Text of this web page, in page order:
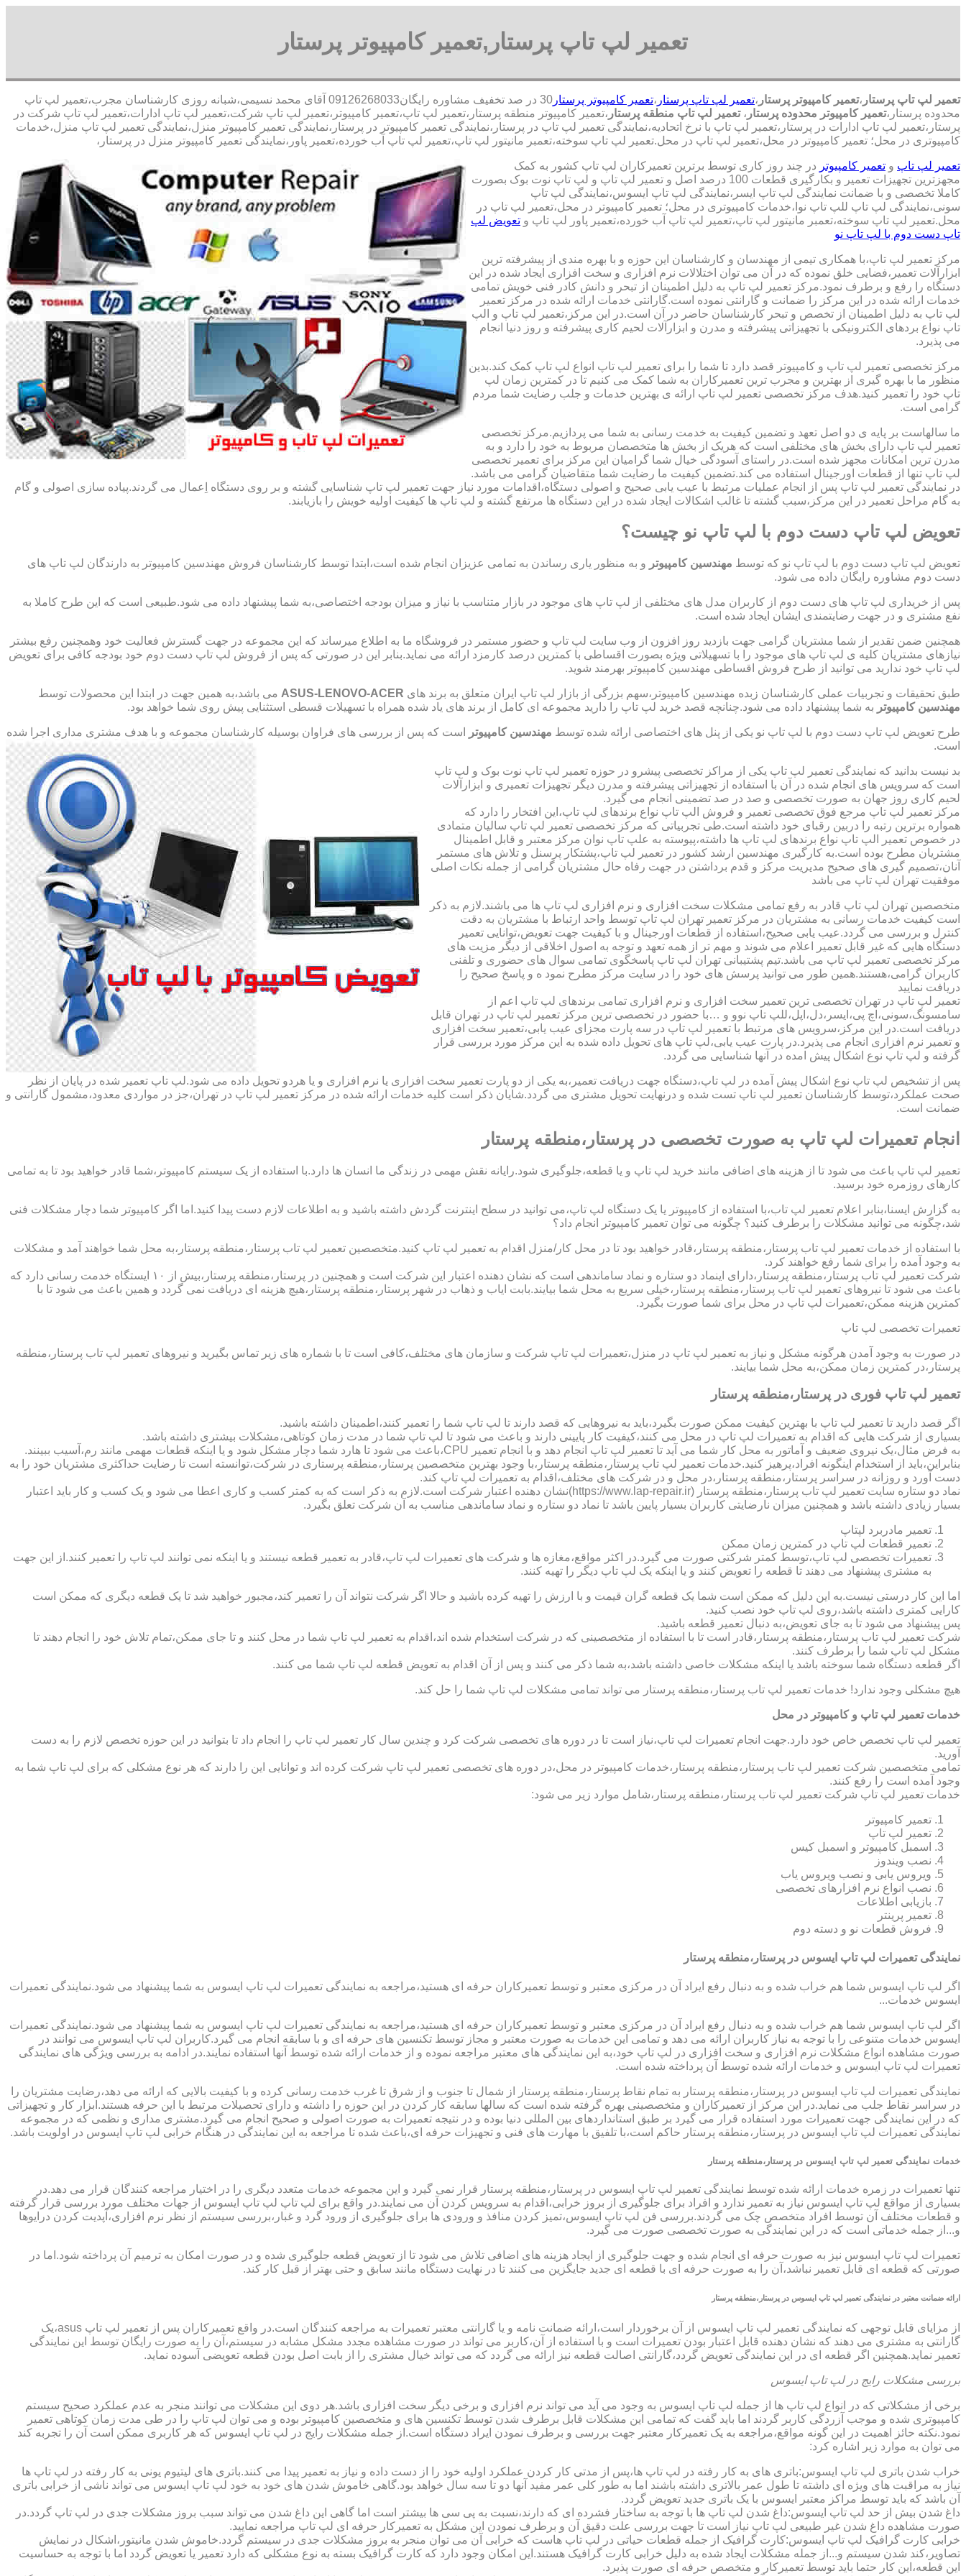
تعمیر لپ تاپ پرستار,تعمیر کامپیوتر پرستار
تعمیر لپ تاپ پرستار ،تعمیر کامپیوتر پرستار ،تعمیر لپ تاپ پرستار ،تعمیر کامپیوتر پرستار
30 در صد تخفیف مشاوره رایگان09126268033 آقای محمد نسیمی،شبانه روزی کارشناسان مجرب،تعمیر لپ تاپ
محدوده پرستار،تعمیر کامپیوتر محدوده پرستار ، تعمیر لپ تاپ منطقه پرستار ،تعمیر کامپیوتر منطقه پرستار،تعمیر لپ تاپ،تعمیر کامپیوتر،تعمیر لپ تاپ شرکت،تعمیر لپ تاپ ادارات،تعمیر لپ تاپ شرکت در
پرستار،تعمیر لپ تاپ ادارات در پرستار،تعمیر لپ تاپ با نرخ اتحادیه،نمایندگی تعمیر لپ تاپ در پرستار،نمایندگی تعمیر کامپیوتر در پرستار،نمایندگی تعمیر کامپیوتر منزل،نمایندگی تعمیر لپ تاپ منزل،خدمات
کامپیوتری در محل؛ تعمیر کامپیوتر در محل،تعمیر لپ تاپ در محل.تعمیر لپ تاپ سوخته،تعمبر مانیتور لپ تاپ،تعمیر لپ تاپ آب خورده،تعمیر پاور،نمایندگی تعمیر کامپیوتر منزل در پرستار،
تعمیر لپ تاپ و تعمیر کامپیوتر در چند روز کاری توسط برترین تعمیرکاران لپ تاپ کشور به کمک
مجهزترین تجهیزات تعمیر و بکارگیری قطعات 100 درصد اصل و تعمیر لپ تاپ و لپ تاپ نوت بوک بصورت
کاملا تخصصی و با ضمانت نمایندگی لپ تاپ ایسر،نمایندگی لپ تاپ ایسوس،نمایندگی لپ تاپ
سونی،نمایندگی لپ تاپ للپ تاپ نوا،خدمات کامپیوتری در محل؛ تعمیر کامپیوتر در محل،تعمیر لپ تاپ در
محل.تعمیر لپ تاپ سوخته،تعمبر مانیتور لپ تاپ،تعمیر لپ تاپ آب خورده،تعمیر پاور لپ تاپ و تعویض لپ
تاپ دست دوم با لپ تاپ نو
مرکز تعمیر لپ تاپ،با همکاری تیمی از مهندسان و کارشناسان این حوزه و با بهره مندی از پیشرفته ترین
ابزارآلات تعمیر،فضایی خلق نموده که در آن می توان اختلالات نرم افزاری و سخت افزاری ایجاد شده در این
دستگاه را رفع و برطرف نمود.مرکز تعمیر لپ تاپ به دلیل اطمینان از تبحر و دانش کادر فنی خویش تمامی
خدمات ارائه شده در این مرکز را ضمانت و گارانتی نموده است.گارانتی خدمات ارائه شده در مرکز تعمیر
لپ تاپ به دلیل اطمینان از تخصص و تبحر کارشناسان حاضر در آن است.در این مرکز،تعمیر لپ تاپ و الپ
تاپ نواع بردهای الکترونیکی با تجهیزاتی پیشرفته و مدرن و ابزارآلات لحیم کاری پیشرفته و روز دنیا انجام
می پذیرد.
مرکز تخصصی تعمیر لپ تاپ و کامپیوتر قصد دارد تا شما را برای تعمیر لپ تاپ انواع لپ تاپ کمک کند.بدین
منظور ما با بهره گیری از بهترین و مجرب ترین تعمیرکاران به شما کمک می کنیم تا در کمترین زمان لپ
تاپ خود را تعمیر کنید.هدف مرکز تخصصی تعمیر لپ تاپ ارائه ی بهترین خدمات و جلب رضایت شما مردم
گرامی است.
ما سالهاست بر پایه ی دو اصل تعهد و تضمین کیفیت به خدمت رسانی به شما می پردازیم.مرکز تخصصی
تعمیر لپ تاپ دارای بخش های مختلفی است که هریک از بخش ها متخصصان مربوط به خود را دارد و به
مدرن ترین امکانات مجهز شده است.در راستای آسودگی خیال شما گرامیان این مرکز برای تعمیر تخصصی
لپ تاپ تنها از قطعات اورجینال استفاده می کند.تضمین کیفیت ما رضایت شما متقاضیان گرامی می باشد.
در نمایندگی تعمیر لپ تاپ پس از انجام عملیات مرتبط با عیب یابی صحیح و اصولی دستگاه،اقدامات مورد نیاز جهت تعمیر لپ تاپ شناسایی گشته و بر روی دستگاه اِعمال می گردند.پیاده سازی اصولی و گام
به گام مراحل تعمیر در این مرکز،سبب گشته تا غالب اشکالات ایجاد شده در این دستگاه ها مرتفع گشته و لپ تاپ ها کیفیت اولیه خویش را بازیابند.
تعویض لپ تاپ دست دوم با لپ تاپ نو چیست؟
تعویض لپ تاپ دست دوم با لپ تاپ نو که توسط مهندسین کامپیوتر و به منظور یاری رساندن به تمامی عزیزان انجام شده است،ابتدا توسط کارشناسان فروش مهندسین کامپیوتر به دارندگان لپ تاپ های
دست دوم مشاوره رایگان داده می شود.
پس از خریداری لپ تاپ های دست دوم از کاربران مدل های مختلفی از لپ تاپ های موجود در بازار متناسب با نیاز و میزان بودجه اختصاصی،به شما پیشنهاد داده می شود.طبیعی است که این طرح کاملا به
نفع مشتری و در جهت رضایتمندی ایشان ایجاد شده است.
همچنین ضمن تقدیر از شما مشتریان گرامی جهت بازدید روز افزون از وب سایت لپ تاپ و حضور مستمر در فروشگاه ما به اطلاع میرساند که این مجموعه در جهت گسترش فعالیت خود وهمچنین رفع بیشتر
نیازهای مشتریان کلیه ی لپ تاپ های موجود را با تسهیلاتی ویژه بصورت اقساطی با کمترین درصد کارمزد ارائه می نماید.بنابر این در صورتی که پس از فروش لپ تاپ دست دوم خود بودجه کافی برای تعویض
لپ تاپ خود ندارید می توانید از طرح فروش اقساطی مهندسین کامپیوتر بهرمند شوید.
طبق تحقیقات و تجربیات عملی کارشناسان زبده مهندسین کامپیوتر،سهم بزرگی از بازار لپ تاپ ایران متعلق به برند های ASUS-LENOVO-ACER می باشد،به همین جهت در ابتدا این محصولات توسط
مهندسین کامپیوتر به شما پیشنهاد داده می شود.چنانچه قصد خرید لپ تاپ را دارید مجموعه ای کامل از برند های یاد شده همراه با تسهیلات قسطی استثنایی پیش روی شما خواهد بود.
طرح تعویض لپ تاپ دست دوم با لپ تاپ نو یکی از پنل های اختصاصی ارائه شده توسط مهندسین کامپیوتر
است که پس از بررسی های فراوان بوسیله کارشناسان مجموعه و با هدف مشتری مداری اجرا شده
است.
بد نیست بدانید که نمایندگی تعمیر لپ تاپ یکی از مراکز تخصصی پیشرو در حوزه تعمیر لپ تاپ نوت بوک و لپ تاپ
است که سرویس های انجام شده در آن با استفاده از تجهیزاتی پیشرفته و مدرن دیگر تجهیزات تعمیری و ابزارآلات
لحیم کاری روز جهان به صورت تخصصی و صد در صد تضمینی انجام می گیرد.
مرکز تعمیر لپ تاپ مرجع فوق تخصصی تعمیر و فروش الپ تاپ نواع برندهای لپ تاپ،این افتخار را دارد که
همواره برترین رتبه را دربین رقبای خود داشته است.طی تجربیاتی که مرکز تخصصی تعمیر لپ تاپ سالیان متمادی
در خصوص تعمیر الپ تاپ نواع برندهای لپ تاپ ها داشته،پیوسته به علپ تاپ نوان مرکز معتبر و قابل اطمینال
مشتریان مطرح بوده است.به کارگیری مهندسین ارشد کشور در تعمیر لپ تاپ،پشتکار پرسنل و تلاش های مستمر
آنان،تصمیم گیری های صحیح مدیریت مرکز و قدم برداشتن در جهت رفاه حال مشتریان گرامی از جمله نکات اصلی
موفقیت تهران لپ تاپ می باشد
متخصصین تهران لپ تاپ قادر به رفع تمامی مشکلات سخت افزاری و نرم افزاری لپ تاپ ها می باشند.لازم به ذکر
است کیفیت خدمات رسانی به مشتریان در مرکز تعمیر تهران لپ تاپ توسط واحد ارتباط با مشتریان به دقت
کنترل و بررسی می گردد.عیب یابی صحیح،استفاده از قطعات اورجینال و با کیفیت جهت تعویض،توانایی تعمیر
دستگاه هایی که غیر قابل تعمیر اعلام می شوند و مهم تر از همه تعهد و توجه به اصول اخلاقی از دیگر مزیت های
مرکز تخصصی تعمیر لپ تاپ می باشد.تیم پشتیبانی تهران لپ تاپ پاسخگوی تمامی سوال های حضوری و تلفنی
کاربران گرامی،هستند.همین طور می توانید پرسش های خود را در سایت مرکز مطرح نمود ه و پاسخ صحیح را
دریافت نمایید
تعمیر لپ تاپ در تهران تخصصی ترین تعمیر سخت افزاری و نرم افزاری تمامی برندهای لپ تاپ اعم از
سامسونگ،سونی،اچ پی،ایسر،دل،اپل،للپ تاپ نوو و …با حضور در تخصصی ترین مرکز تعمیر لپ تاپ در تهران قابل
دریافت است.در این مرکز،سرویس های مرتبط با تعمیر لپ تاپ در سه پارت مجزای عیب یابی،تعمیر سخت افزاری
و تعمیر نرم افزاری انجام می پذیرد.در پارت عیب یابی،لپ تاپ های تحویل داده شده به این مرکز مورد بررسی قرار
گرفته و لپ تاپ نوع اشکال پیش امده در آنها شناسایی می گردد.
پس از تشخیص لپ تاپ نوع اشکال پیش آمده در لپ تاپ،دستگاه جهت دریافت تعمیر،به یکی از دو پارت تعمیر سخت افزاری یا نرم افزاری و یا هردو تحویل داده می شود.لپ تاپ تعمیر شده در پایان از نظر
صحت عملکرد،توسط کارشناسان تعمیر لپ تاپ تست شده و درنهایت تحویل مشتری می گردد.شایان ذکر است کلیه خدمات ارائه شده در مرکز تعمیر لپ تاپ در تهران،جز در مواردی معدود،مشمول گارانتی و
ضمانت است.
انجام تعمیرات لپ تاپ به صورت تخصصی در پرستار،منطقه پرستار
تعمیر لپ تاپ باعث می شود تا از هزینه های اضافی مانند خرید لپ تاپ و یا قطعه،جلوگیری شود.رایانه نقش مهمی در زندگی ما انسان ها دارد.با استفاده از یک سیستم کامپیوتر،شما قادر خواهید بود تا به تمامی
کارهای روزمره خود برسید.
به گزارش ایسنا،بنابر اعلام تعمیر لپ تاب،با استفاده از کامپیوتر یا یک دستگاه لپ تاپ،می توانید در سطح اینترنت گردش داشته باشید و به اطلاعات لازم دست پیدا کنید.اما اگر کامپیوتر شما دچار مشکلات فنی
شد،چگونه می توانید مشکلات را برطرف کنید؟ چگونه می توان تعمیر کامپیوتر انجام داد؟
با استفاده از خدمات تعمیر لپ تاب پرستار،منطقه پرستار،قادر خواهید بود تا در محل کار/منزل اقدام به تعمیر لپ تاپ کنید.متخصصین تعمیر لپ تاب پرستار،منطقه پرستار،به محل شما خواهند آمد و مشکلات
به وجود آمده را برای شما رفع خواهند کرد.
شرکت تعمیر لپ تاب پرستار،منطقه پرستار،دارای اینماد دو ستاره و نماد ساماندهی است که نشان دهنده اعتبار این شرکت است و همچنین در پرستار،منطقه پرستار،بیش از ۱۰ ایستگاه خدمت رسانی دارد که
باعث می شود تا نیروهای تعمیر لپ تاب پرستار،منطقه پرستار،خیلی سریع به محل شما بیایند.بابت ایاب و ذهاب در شهر پرستار،منطقه پرستار،هیچ هزینه ای دریافت نمی گردد و همین باعث می شود تا با
کمترین هزینه ممکن،تعمیرات لپ تاپ در محل برای شما صورت بگیرد.
تعمیرات تخصصی لپ تاپ
در صورت به وجود آمدن هرگونه مشکل و نیاز به تعمیر لپ تاپ در منزل،تعمیرات لپ تاپ شرکت و سازمان های مختلف،کافی است تا با شماره های زیر تماس بگیرید و نیروهای تعمیر لپ تاب پرستار،منطقه
پرستار،در کمترین زمان ممکن،به محل شما بیایند.
تعمیر لپ تاپ فوری در پرستار،منطقه پرستار
اگر قصد دارید تا تعمیر لپ تاپ با بهترین کیفیت ممکن صورت بگیرد،باید به نیروهایی که قصد دارند تا لپ تاپ شما را تعمیر کنند،اطمینان داشته باشید.
بسیاری از شرکت هایی که اقدام به تعمیرات لپ تاپ در محل می کنند،کیفیت کار پایینی دارند و باعث می شود تا لپ تاپ شما در مدت زمان کوتاهی،مشکلات بیشتری داشته باشد.
به فرض مثال،یک نیروی ضعیف و آماتور به محل کار شما می آید تا تعمیر لپ تاپ انجام دهد و با انجام تعمیر CPU،باعث می شود تا هارد شما دچار مشکل شود و یا اینکه قطعات مهمی مانند رم،آسیب ببینند.
بنابراین،باید از استخدام اینگونه افراد،پرهیز کنید.خدمات تعمیر لپ تاب پرستار،منطقه پرستار،با وجود بهترین متخصصین پرستار،منطقه پرستاری در شرکت،توانسته است تا رضایت حداکثری مشتریان خود را به
دست آورد و روزانه در سراسر پرستار،منطقه پرستار،در محل و در شرکت های مختلف،اقدام به تعمیرات لپ تاپ کند.
نماد دو ستاره سایت تعمیر لپ تاب پرستار،منطقه پرستار (https://www.lap-repair.ir)نشان دهنده اعتبار شرکت است.لازم به ذکر است که به کمتر کسب و کاری اعطا می شود و یک کسب و کار باید اعتبار
بسیار زیادی داشته باشد و همچنین میزان نارضایتی کاربران بسیار پایین باشد تا نماد دو ستاره و نماد ساماندهی مناسب به آن شرکت تعلق بگیرد.
تعمیر مادربرد لپتاپ
تعمیر قطعات لپ تاپ در کمترین زمان ممکن
تعمیرات تخصصی لپ تاپ،توسط کمتر شرکتی صورت می گیرد.در اکثر مواقع،مغازه ها و شرکت های تعمیرات لپ تاپ،قادر به تعمیر قطعه نیستند و یا اینکه نمی توانند لپ تاپ را تعمیر کنند.از این جهت
به مشتری پیشنهاد می دهند تا قطعه را تعویض کنند و یا اینکه یک لپ تاپ دیگر را تهیه کنند.
اما این کار درستی نیست.به این دلیل که ممکن است شما یک قطعه گران قیمت و با ارزش را تهیه کرده باشید و حالا اگر شرکت نتواند آن را تعمیر کند،مجبور خواهید شد تا یک قطعه دیگری که ممکن است
کارایی کمتری داشته باشد،روی لپ تاپ خود نصب کنید.
پس پیشنهاد می شود تا به جای تعویض،به دنبال تعمیر قطعه باشید.
شرکت تعمیر لپ تاب پرستار،منطقه پرستار،قادر است تا با استفاده از متخصصینی که در شرکت استخدام شده اند،اقدام به تعمیر لپ تاپ شما در محل کنند و تا جای ممکن،تمام تلاش خود را انجام دهند تا
مشکل لپ تاپ شما را برطرف کنند.
اگر قطعه دستگاه شما سوخته باشد یا اینکه مشکلات خاصی داشته باشد،به شما ذکر می کنند و پس از آن اقدام به تعویض قطعه لپ تاپ شما می کنند.
هیچ مشکلی وجود ندارد! خدمات تعمیر لپ تاب پرستار،منطقه پرستار می تواند تمامی مشکلات لپ تاپ شما را حل کند.
خدمات تعمیر لپ تاپ و کامپیوتر در محل
تعمیر لپ تاپ تخصص خاص خود دارد.جهت انجام تعمیرات لپ تاپ،نیاز است تا در دوره های تخصصی شرکت کرد و چندین سال کار تعمیر لپ تاپ را انجام داد تا بتوانید در این حوزه تخصص لازم را به دست
آورید.
تمامی متخصصین شرکت تعمیر لپ تاب پرستار،منطقه پرستار،خدمات کامپیوتر در محل،در دوره های تخصصی تعمیر لپ تاپ شرکت کرده اند و توانایی این را دارند که هر نوع مشکلی که برای لپ تاپ شما به
وجود آمده است را رفع کنند.
خدمات تعمیر لپ تاپ شرکت تعمیر لپ تاب پرستار،منطقه پرستار،شامل موارد زیر می شود:
تعمیر کامپیوتر
تعمیر لپ تاپ
اسمبل کامپیوتر و اسمبل کیس
نصب ویندوز
ویروس یابی و نصب ویروس یاب
نصب انواع نرم افزارهای تخصصی
بازیابی اطلاعات
تعمیر پرینتر
فروش قطعات نو و دسته دوم
نمایندگی تعمیرات لپ تاپ ایسوس در پرستار،منطقه پرستار
اگر لپ تاپ ایسوس شما هم خراب شده و به دنبال رفع ایراد آن در مرکزی معتبر و توسط تعمیرکاران حرفه ای هستید،مراجعه به نمایندگی تعمیرات لپ تاپ ایسوس به شما پیشنهاد می شود.نمایندگی تعمیرات
ایسوس خدمات...
اگر لپ تاپ ایسوس شما هم خراب شده و به دنبال رفع ایراد آن در مرکزی معتبر و توسط تعمیرکاران حرفه ای هستید،مراجعه به نمایندگی تعمیرات لپ تاپ ایسوس به شما پیشنهاد می شود.نمایندگی تعمیرات
ایسوس خدمات متنوعی را با توجه به نیاز کاربران ارائه می دهد و تمامی این خدمات به صورت معتبر و مجاز توسط تکنسین های حرفه ای و با سابقه انجام می گیرد.کاربران لپ تاپ ایسوس می توانند در
صورت مشاهده انواع مشکلات نرم افزاری و سخت افزاری در لپ تاپ خود،به این نمایندگی های معتبر مراجعه نموده و از خدمات ارائه شده توسط آنها استفاده نمایند.در ادامه به بررسی ویژگی های نمایندگی
تعمیرات لپ تاپ ایسوس و خدمات ارائه شده توسط آن پرداخته شده است.
نمایندگی تعمیرات لپ تاپ ایسوس در پرستار،منطقه پرستار به تمام نقاط پرستار،منطقه پرستار از شمال تا جنوب و از شرق تا غرب خدمت رسانی کرده و با کیفیت بالایی که ارائه می دهد،رضایت مشتریان را
در سراسر نقاط جلب می نماید.در این مرکز از تعمیرکاران و متخصصینی بهره گرفته شده است که سالها سابقه کار کردن در این حوزه را داشته و دارای تحصیلات مرتبط با این حرفه هستند.ابزار کار و تجهیزاتی
که در این نمایندگی جهت تعمیرات مورد استفاده قرار می گیرد بر طبق استانداردهای بین المللی دنیا بوده و در نتیجه تعمیرات به صورت اصولی و صحیح انجام می گیرد.مشتری مداری و نظمی که در مجموعه
نمایندگی تعمیرات لپ تاپ ایسوس در پرستار،منطقه پرستار حاکم است،با تلفیق با مهارت های فنی و تجهیزات حرفه ای،باعث شده تا مراجعه به این نمایندگی در هنگام خرابی لپ تاپ ایسوس در اولویت باشد.
خدمات نمایندگی تعمیر لپ تاپ ایسوس در پرستار،منطقه پرستار
تنها تعمیرات در زمره خدمات ارائه شده توسط نمایندگی تعمیر لپ تاپ ایسوس در پرستار،منطقه پرستار قرار نمی گیرد و این مجموعه خدمات متعدد دیگری را در اختیار مراجعه کنندگان قرار می دهد.در
بسیاری از مواقع لپ تاپ ایسوس نیاز به تعمیر ندارد و افراد برای جلوگیری از بروز خرابی،اقدام به سرویس کردن آن می نمایند.در واقع برای لپ تاپ لپ تاپ ایسوس از جهات مختلف مورد بررسی قرار گرفته
و قطعات مختلف آن توسط افراد متخصص چک می گردند.بررسی فن لپ تاپ ایسوس،تمیز کردن منافذ و ورودی ها برای جلوگیری از ورود گرد و غبار،بررسی سیستم از نظر نرم افزاری،آپدیت کردن درایوها
و...از جمله خدماتی است که در این نمایندگی به صورت تخصصی صورت می گیرد.
تعمیرات لپ تاپ ایسوس نیز به صورت حرفه ای انجام شده و جهت جلوگیری از ایجاد هزینه های اضافی تلاش می شود تا از تعویض قطعه جلوگیری شده و در صورت امکان به ترمیم آن پرداخته شود.اما در
صورتی که قطعه ای قابل تعمیر نباشد،آن را به صورت حرفه ای با قطعه ای جدید جایگزین می کنند تا در نهایت دستگاه مانند سابق و حتی بهتر از قبل کار کند.
ارائه ضمانت معتبر در نمایندگی تعمیر لپ تاپ ایسوس در پرستار،منطقه پرستار
از مزایای قابل توجهی که نمایندگی تعمیر لپ تاپ ایسوس از آن برخوردار است،ارائه ضمانت نامه و یا گارانتی معتبر تعمیرات به مراجعه کنندگان است.در واقع تعمیرکاران پس از تعمیر لپ تاپ asus،یک
گارانتی به مشتری می دهند که نشان دهنده قابل اعتبار بودن تعمیرات است و با استفاده از آن،کاربر می تواند در صورت مشاهده مجدد مشکل مشابه در سیستم،آن را به صورت رایگان توسط این نمایندگی
تعمیر نماید.همچنین اگر قطعه ای در این نمایندگی تعویض گردد،گارانتی اصالت قطعه نیز ارائه می گردد که می تواند خیال مشتری را از بابت اصل بودن قطعه تعویضی آسوده نماید.
بررسی مشکلات رایج در لپ تاپ ایسوس
برخی از مشکلاتی که در انواع لپ تاپ ها از جمله لپ تاپ ایسوس به وجود می آید می تواند نرم افزاری و برخی دیگر سخت افزاری باشد.هر دوی این مشکلات می توانند منجر به عدم عملکرد صحیح سیستم
کامپیوتری شده و موجب آزردگی کاربر گردند اما باید گفت که تمامی این مشکلات قابل برطرف شدن توسط تکنسین های و متخصصین کامپیوتر بوده و می توان لپ تاپ را در طی مدت زمان کوتاهی تعمیر
نمود.نکته حائز اهمیت در این گونه مواقع،مراجعه به یک تعمیرکار معتبر جهت بررسی و برطرف نمودن ایراد دستگاه است.از جمله مشکلات رایج در لپ تاپ ایسوس که هر کاربری ممکن است آن را تجربه کند
می توان به موارد زیر اشاره کرد:
خراب شدن باتری لپ تاپ ایسوس:باتری های به کار رفته در لپ تاپ ها،پس از مدتی کار کردن عملکرد اولیه خود را از دست داده و نیاز به تعمیر پیدا می کنند.باتری های لیتیوم یونی به کار رفته در لپ تاپ ها
نیاز به مراقبت های ویژه ای داشته تا طول عمر بالاتری داشته باشند اما به طور کلی عمر مفید آنها دو تا سه سال خواهد بود.گاهی خاموش شدن های خود به خود لپ تاپ ایسوس می تواند ناشی از خرابی باتری
آن باشد که باید توسط مراکز معتبر ایسوس با یک باتری جدید تعویض گردد.
داغ شدن بیش از حد لپ تاپ ایسوس:داغ شدن لپ تاپ ها با توجه به ساختار فشرده ای که دارند،نسبت به پی سی ها بیشتر است اما گاهی این داغ شدن می تواند سبب بروز مشکلات جدی در لپ تاپ گردد.در
صورت مشاهده داغ شدن غیر طبیعی لپ تاپ نیاز است تا جهت بررسی علت دقیق آن و برطرف نمودن این مشکل به تعمیرکار حرفه ای لپ تاپ مراجعه نمایید.
خرابی کارت گرافیک لپ تاپ ایسوس:کارت گرافیک از جمله قطعات حیاتی در لپ تاپ هاست که خرابی آن می توان منجر به بروز مشکلات جدی در سیستم گردد.خاموش شدن مانیتور،اشکال در نمایش
تصاویر،کند شدن سیستم و...از جمله مشکلات ایجاد شده به دلیل خرابی کارت گرافیک هستند.این امکان وجود دارد که کارت گرافیک بسته به نوع مشکلی که دارد تعمیر یا تعویض گردد اما با توجه به حساسیت
این قطعه،این کار حتما باید توسط تعمیرکار و متخصص حرفه ای صورت پذیرد.